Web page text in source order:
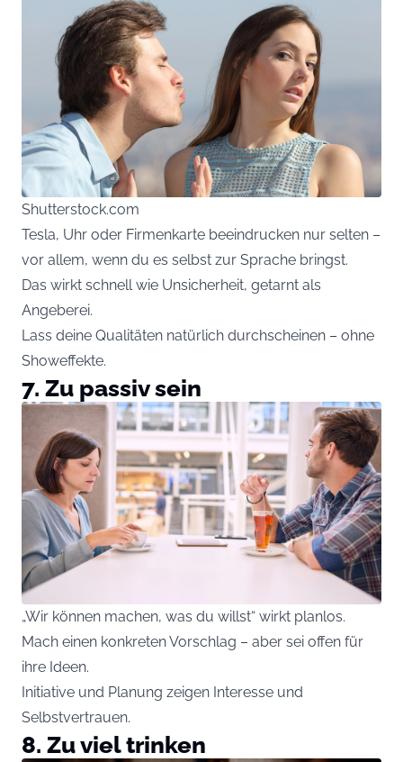
Shutterstock.com
Tesla, Uhr oder Firmenkarte beeindrucken nur selten –
vor allem, wenn du es selbst zur Sprache bringst.
Das wirkt schnell wie Unsicherheit, getarnt als
Angeberei.
Lass deine Qualitäten natürlich durchscheinen – ohne
Showeffekte.
7. Zu passiv sein
„Wir können machen, was du willst“ wirkt planlos.
Mach einen konkreten Vorschlag – aber sei offen für
ihre Ideen.
Initiative und Planung zeigen Interesse und
Selbstvertrauen.
8. Zu viel trinken